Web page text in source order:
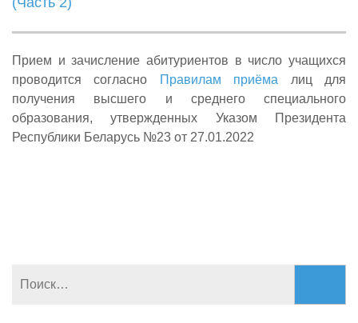
Прием и зачисление абитуриентов в число учащихся
проводится согласно
Правилам приёма лиц для
получения высшего и среднего специального
образования, утвержденных Указом Президента
Республики Беларусь №23 от 27.01.2022